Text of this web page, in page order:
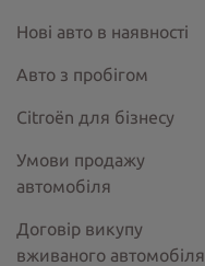
Нові авто в наявності
Авто з пробігом
Citroёn для бізнесу
Умови продажу
автомобіля
Договір викупу
вживаного автомобіля